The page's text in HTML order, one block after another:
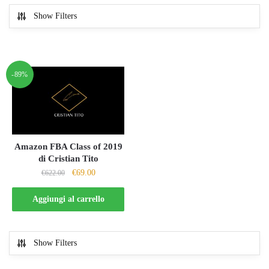
Show Filters
-89%
Amazon FBA Class of 2019
di Cristian Tito
€622.00
Il
prezzo
originale
era:
€69.00Il
prezzo
attuale
è:
Aggiungi al carrello
Show Filters